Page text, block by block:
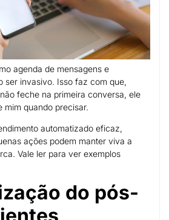
agenda de mensagens e
ser invasivo. Isso faz com que,
feche na primeira conversa, ele
mim quando precisar.
automatizado eficaz,
ações podem manter viva a
Vale ler para ver exemplos
do pós-